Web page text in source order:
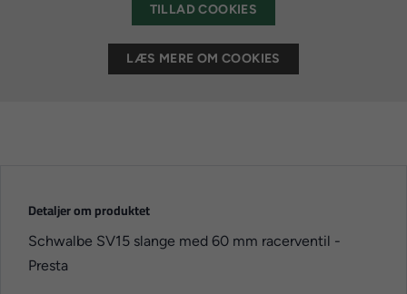
TILLAD COOKIES
LÆS MERE OM COOKIES
Detaljer om produktet
Schwalbe SV15 slange med 60 mm racerventil -
Presta